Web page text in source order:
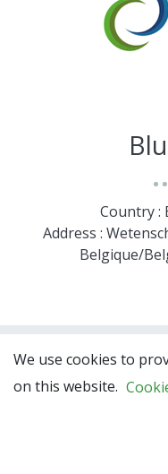
Country :
Address :
Belgique/
We use cookies to
on this website.